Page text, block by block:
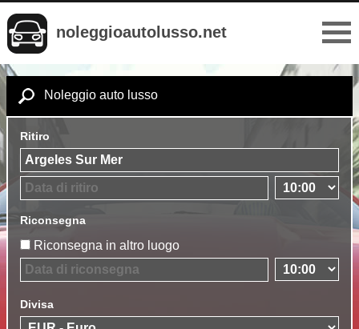
noleggioautolusso.net
Noleggio auto lusso
Ritiro
Riconsegna
Riconsegna in altro luogo
Divisa